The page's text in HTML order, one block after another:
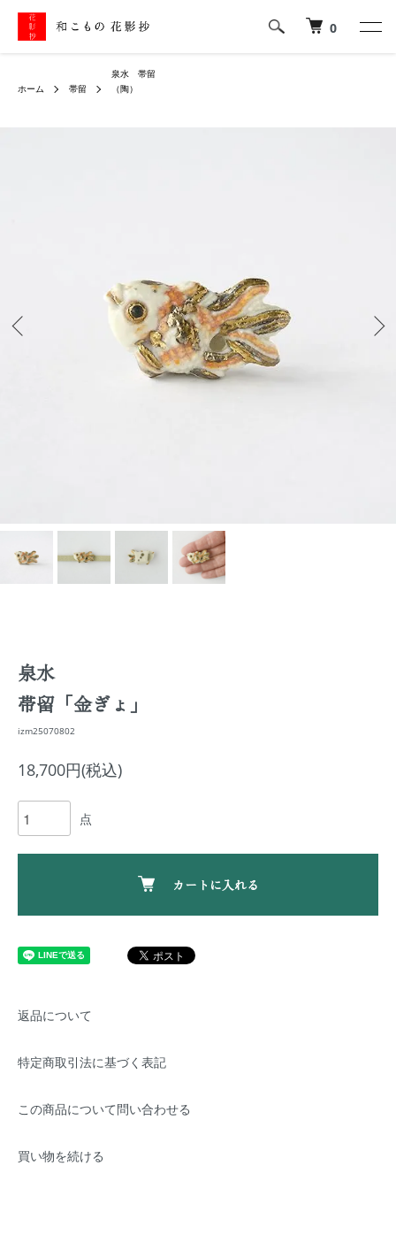
0
ホーム 帯留
泉水 帯留
（陶）
泉水
帯留「金ぎょ」
izm25070802
18,700円(税込)
点
カートに入れる
返品について
特定商取引法に基づく表記
この商品について問い合わせる
買い物を続ける